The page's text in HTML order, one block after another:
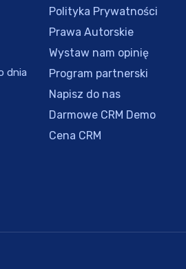
dnia
Polityka Prywatności
Prawa Autorskie
Wystaw nam opinię
Program partnerski
Napisz do nas
Darmowe CRM Demo
Cena CRM